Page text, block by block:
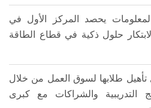
يحصد المركز الأول في
حلول ذكية في قطاع الطاقة
طلابها لسوق العمل من خلال
التدريبية والشراكات مع كبرى